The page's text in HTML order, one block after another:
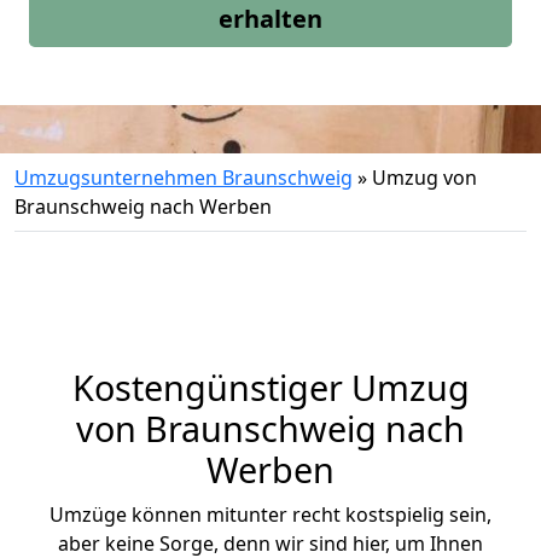
erhalten
Umzugsunternehmen Braunschweig » Umzug von
Braunschweig nach Werben
Kostengünstiger Umzug
von Braunschweig nach
Werben
Umzüge können mitunter recht kostspielig sein,
aber keine Sorge, denn wir sind hier, um Ihnen